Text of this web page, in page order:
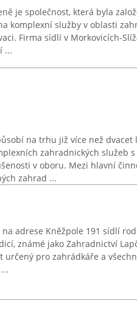
je společnost, která byla
komplexní služby v oblasti
Firma sídlí v Morkovicích-
...
na trhu již více než dvacet
zahradnických služeb
v oboru. Mezi hlavní
zahrad ...
na adrese Kněžpole 191 sídlí
známé jako Zahradnictví
určený pro zahrádkáře a